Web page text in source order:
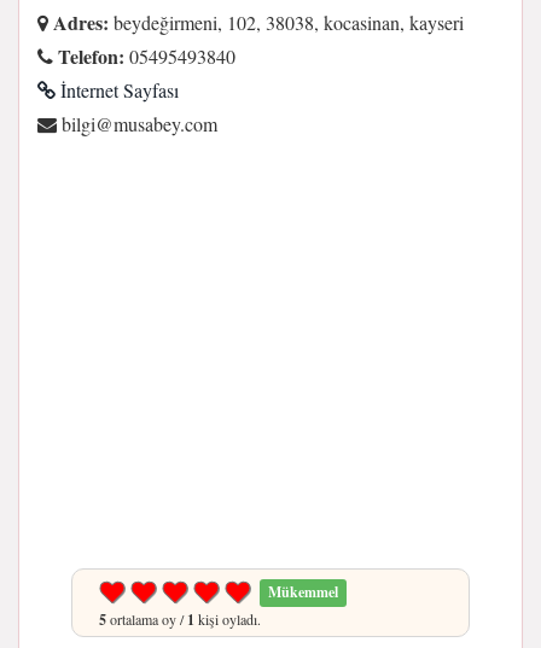
Adres: beydeğirmeni, 102, 38038, kocasinan, kayseri
Telefon: 05495493840
İnternet Sayfası
moc.yebasum@iglib
Mükemmel
5ortalama oy /1 kişi oyladı.